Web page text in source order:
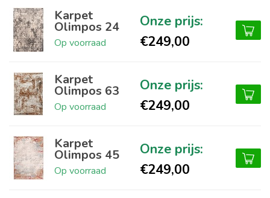
Karpet
Olimpos 24
Op voorraad €249,00
Karpet
Olimpos 63
Op voorraad €249,00
Karpet
Olimpos 45
Op voorraad €249,00